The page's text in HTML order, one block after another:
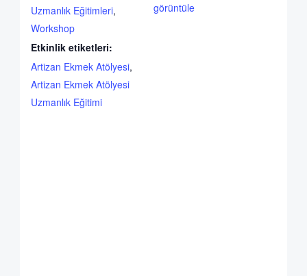
Uzmanlık Eğitimleri,
Workshop
Etkinlik etiketleri:
Artizan Ekmek Atölyesi,
Artizan Ekmek Atölyesi
Uzmanlık Eğitimi
görüntüle